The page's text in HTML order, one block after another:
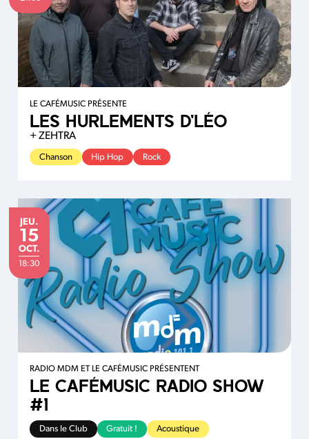
LE CAFÉMUSIC PRÉSENTE
LES HURLEMENTS D'LÉO
+ ZEHTRA
Chanson Hip Hop Rock
JEUDI
JEU.
15
OCTOBRE
OCT.
18:30
RADIO MDM ET LE CAFÉMUSIC PRÉSENTENT
LE CAFÉMUSIC RADIO SHOW
#1
Dans le Club Gratuit ! Acoustique